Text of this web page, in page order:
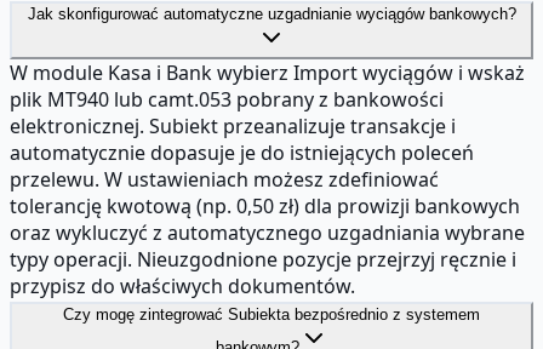
Jak skonfigurować automatyczne uzgadnianie wyciągów bankowych?
W module Kasa i Bank wybierz Import wyciągów i wskaż
plik MT940 lub camt.053 pobrany z bankowości
elektronicznej. Subiekt przeanalizuje transakcje i
automatycznie dopasuje je do istniejących poleceń
przelewu. W ustawieniach możesz zdefiniować
tolerancję kwotową (np. 0,50 zł) dla prowizji bankowych
oraz wykluczyć z automatycznego uzgadniania wybrane
typy operacji. Nieuzgodnione pozycje przejrzyj ręcznie i
przypisz do właściwych dokumentów.
Czy mogę zintegrować Subiekta bezpośrednio z systemem